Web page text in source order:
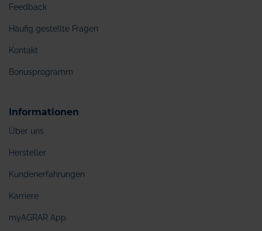
Feedback
Häufig gestellte Fragen
Kontakt
Bonusprogramm
Informationen
Über uns
Hersteller
Kundenerfahrungen
Karriere
myAGRAR App